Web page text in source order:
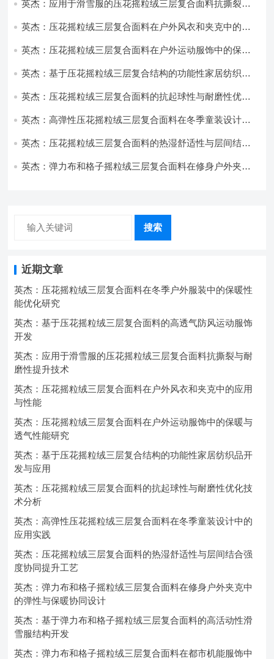
英杰：应用于滑雪服的压花摇粒绒三层复合面料抗撕裂与
英杰：压花摇粒绒三层复合面料在户外风衣和夹克中的应
英杰：压花摇粒绒三层复合面料在户外运动服饰中的保暖
英杰：基于压花摇粒绒三层复合结构的功能性家居纺织品
英杰：压花摇粒绒三层复合面料的抗起球性与耐磨性优化
英杰：高弹性压花摇粒绒三层复合面料在冬季童装设计中
英杰：压花摇粒绒三层复合面料的热湿舒适性与层间结合
英杰：弹力布和格子摇粒绒三层复合面料在修身户外夹克
搜索
近期文章
英杰：压花摇粒绒三层复合面料在冬季户外服装中的保暖性
能优化研究
英杰：基于压花摇粒绒三层复合面料的高透气防风运动服饰
开发
英杰：应用于滑雪服的压花摇粒绒三层复合面料抗撕裂与耐
磨性提升技术
英杰：压花摇粒绒三层复合面料在户外风衣和夹克中的应用
与性能
英杰：压花摇粒绒三层复合面料在户外运动服饰中的保暖与
透气性能研究
英杰：基于压花摇粒绒三层复合结构的功能性家居纺织品开
发与应用
英杰：压花摇粒绒三层复合面料的抗起球性与耐磨性优化技
术分析
英杰：高弹性压花摇粒绒三层复合面料在冬季童装设计中的
应用实践
英杰：压花摇粒绒三层复合面料的热湿舒适性与层间结合强
度协同提升工艺
英杰：弹力布和格子摇粒绒三层复合面料在修身户外夹克中
的弹性与保暖协同设计
英杰：基于弹力布和格子摇粒绒三层复合面料的高活动性滑
雪服结构开发
英杰：弹力布和格子摇粒绒三层复合面料在都市机能服饰中